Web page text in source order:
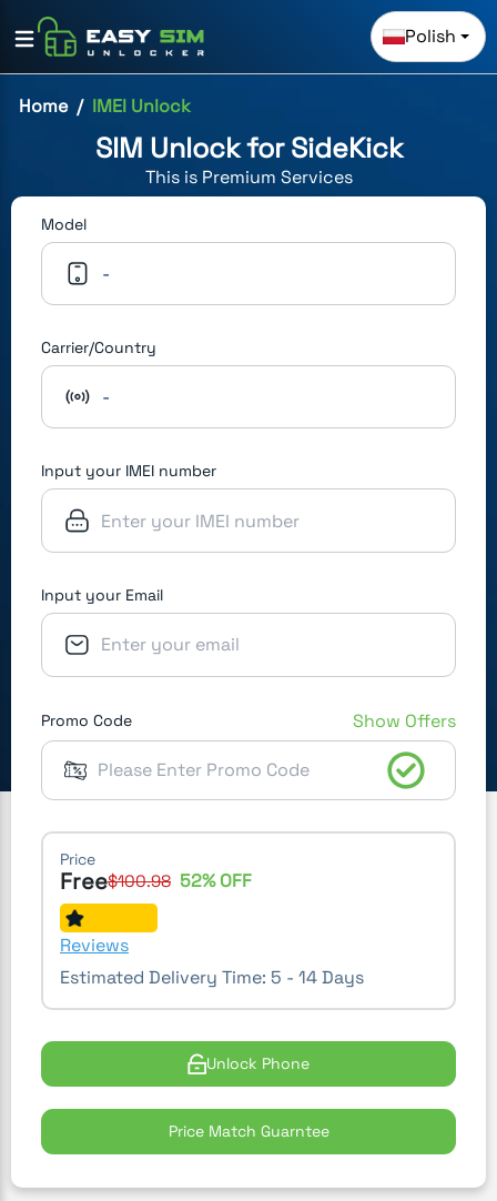
Polish
Home IMEI Unlock
SIM Unlock forSideKick
This is Premium Services
Model
-
Carrier/Country
-
Input your IMEI number
Input your Email
Promo Code Show Offers
Price
Free$100.98 52% OFF
Reviews
Estimated Delivery Time: 5 - 14 Days
Unlock Phone
Price Match Guarntee